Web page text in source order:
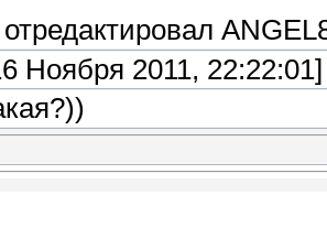
Ноября 2011, 22:22:01]